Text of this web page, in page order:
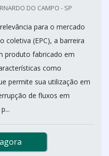
DO CAMPO - SP
para o mercado
coletiva (EPC), a barreira
produto fabricado em
como
permite sua utilização em
de fluxos em